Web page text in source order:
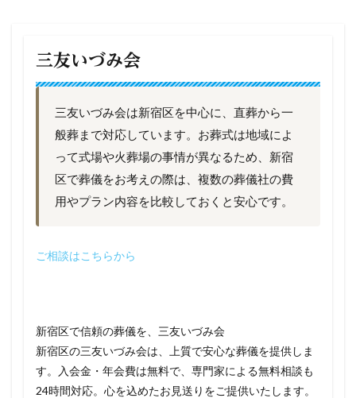
三友いづみ会
三友いづみ会は新宿区を中心に、直葬から一
般葬まで対応しています。お葬式は地域によ
って式場や火葬場の事情が異なるため、新宿
区で葬儀をお考えの際は、複数の葬儀社の費
用やプラン内容を比較しておくと安心です。
ご相談はこちらから
新宿区で信頼の葬儀を、三友いづみ会
新宿区の三友いづみ会は、上質で安心な葬儀を提供しま
す。入会金・年会費は無料で、専門家による無料相談も
24時間対応。心を込めたお見送りをご提供いたします。